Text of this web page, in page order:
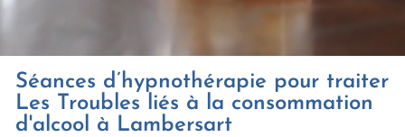
Séances d’hypnothérapie pour traiter
Les Troubles liés à la consommation
d'alcool à Lambersart